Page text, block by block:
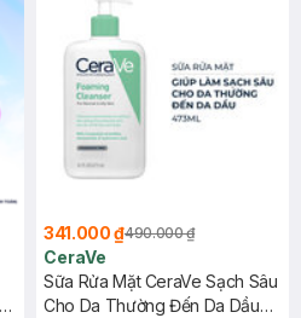
341.000 ₫490.000 ₫
CeraVe
Sữa Rửa Mặt CeraVe Sạch Sâu
Cho Da Thường Đến Da Dầu